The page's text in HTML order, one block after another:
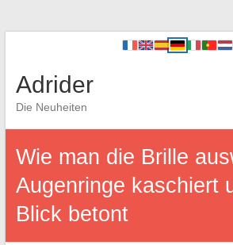
Adrider
Die Neuheiten
Wie man die Brille
Augenringe kaschiert
Blick betont